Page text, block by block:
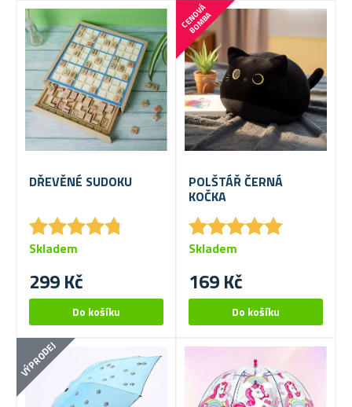
DŘEVĚNÉ SUDOKU
★★★★★
★★★★★
299 Kč
Skladem
C
E
N
O
V
Á
B
O
M
B
A
POLŠTÁŘ ČERNÁ
KOČKA
★★★★★
★★★★★
169 Kč
Skladem
VÝPRODEJ